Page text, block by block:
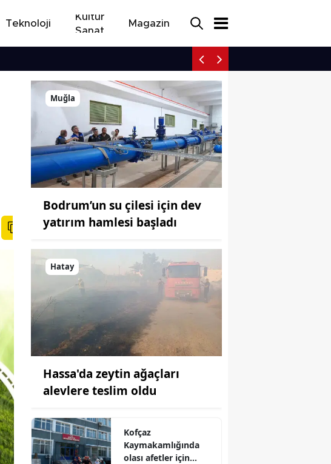
Teknoloji
Kültür
Sanat
Magazin
Muğla
Bodrum’un su çilesi için dev
yatırım hamlesi başladı
Hatay
Hassa'da zeytin ağaçları
alevlere teslim oldu
Kofçaz
Kaymakamlığında
olası afetler için